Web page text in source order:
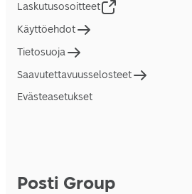
Laskutusosoitteet
Käyttöehdot
Tietosuoja
Saavutettavuusselosteet
Evästeasetukset
Posti Group